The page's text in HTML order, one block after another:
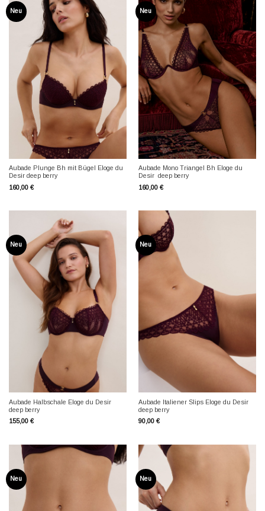
Neu
Aubade Plunge Bh mit Bügel Eloge du
Desir deep berry
160,00 €
Neu
Aubade Mono Triangel Bh Eloge du
Desir deep berry
160,00 €
Neu
Aubade Halbschale Eloge du Desir
deep berry
155,00 €
Neu
Aubade Italiener Slips Eloge du Desir
deep berry
90,00 €
Neu Neu